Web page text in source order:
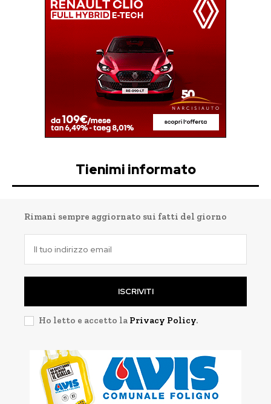
Tienimi informato
Rimani sempre aggiornato sui fatti del giorno
ISCRIVITI
Ho letto e accetto la Privacy Policy.